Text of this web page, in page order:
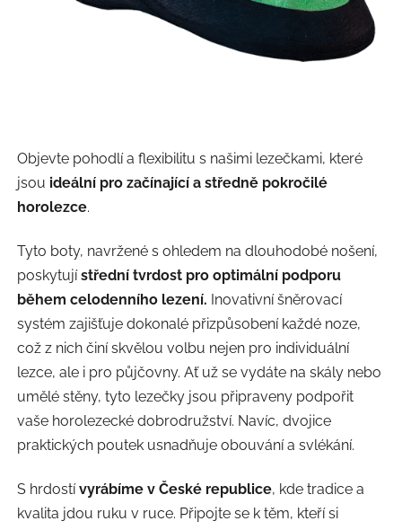
Objevte pohodlí a flexibilitu s našimi lezečkami, které
jsou ideální pro začínající a středně pokročilé
horolezce.
Tyto boty, navržené s ohledem na dlouhodobé nošení,
poskytujístřední tvrdost pro optimální podporu
během celodenního lezení. Inovativní šněrovací
systém zajišťuje dokonalé přizpůsobení každé noze,
což z nich činí skvělou volbu nejen pro individuální
lezce, ale i pro půjčovny. Ať už se vydáte na skály nebo
umělé stěny, tyto lezečky jsou připraveny podpořit
vaše horolezecké dobrodružství. Navíc, dvojice
praktických poutek usnadňuje obouvání a svlékání.
S hrdostívyrábíme v České republice, kde tradice a
kvalita jdou ruku v ruce. Připojte se k těm, kteří si